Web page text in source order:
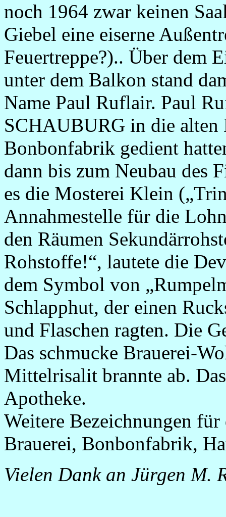
noch 1964 zwar keinen
Giebel eine eiserne
Feuertreppe?).. Über dem
unter dem Balkon stand
Name Paul Ruflair. Paul
SCHAUBURG in die alten
Bonbonfabrik gedient
dann bis zum Neubau des
es die Mosterei Klein
Annahmestelle für die
den Räumen
Rohstoffe!“, lautete die
dem Symbol von
Schlapphut, der einen
und Flaschen ragten. Die
Das schmucke Brauerei-
Mittelrisalit brannte ab.
Apotheke.
Weitere Bezeichnungen
Brauerei, Bonbonfabrik,
Vielen Dank an Jürgen M.